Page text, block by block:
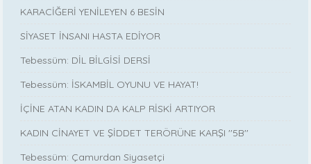
KARACİĞERİ YENİLEYEN 6 BESİN
SİYASET İNSANI HASTA EDİYOR
Tebessüm: DİL BİLGİSİ DERSİ
Tebessüm: İSKAMBİL OYUNU VE HAYAT!
İÇİNE ATAN KADIN DA KALP RİSKİ ARTIYOR
KADIN CİNAYET VE ŞİDDET TERÖRÜNE KARŞI ''5B''
Tebessüm: Çamurdan Siyasetçi